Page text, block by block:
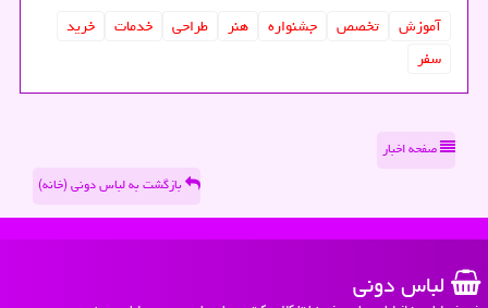
آموزش تخصص جشنواره هنر طراحی خدمات
خرید
سفر
صفحه اخبار
بازگشت به لباس دونی (خانه)
لباس دونی